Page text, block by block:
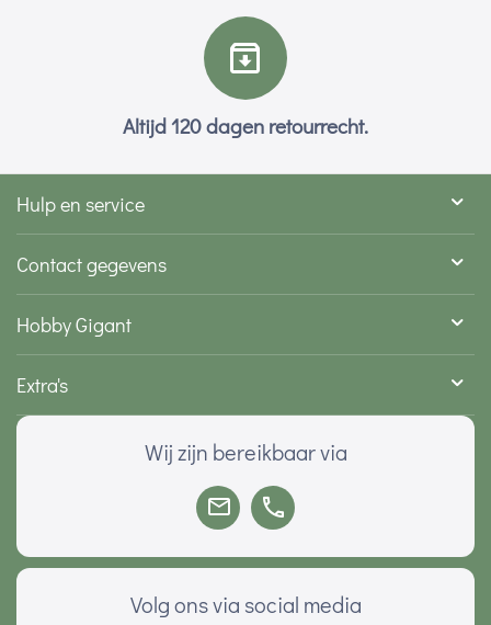
Altijd 120 dagen retourrecht.
Hulp en service
Contact gegevens
Hobby Gigant
Extra's
Wij zijn bereikbaar via
Volg ons via social media